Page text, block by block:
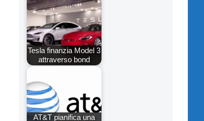
Tesla finanzia Model 3
attraverso bond
AT&T pianifica una